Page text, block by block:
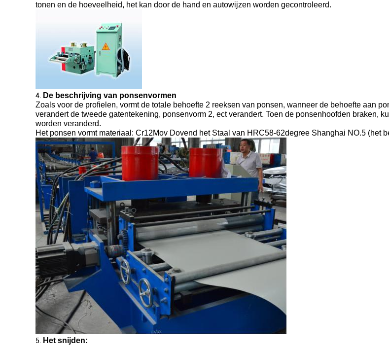
tonen en de hoeveelheid, het kan door de hand en autowijzen worden gecontroleerd.
4. De beschrijving van ponsenvormen
Zoals voor de profielen, vormt de totale behoefte 2 reeksen van ponsen, wanneer de behoefte aan
verandert de tweede gatentekening, ponsenvorm 2, ect verandert. Toen de ponsenhoofden braken,
worden veranderd.
Het ponsen vormt materiaal: Cr12Mov Dovend het Staal van HRC58-62degree Shanghai NO.5 (het
5. Het snijden: